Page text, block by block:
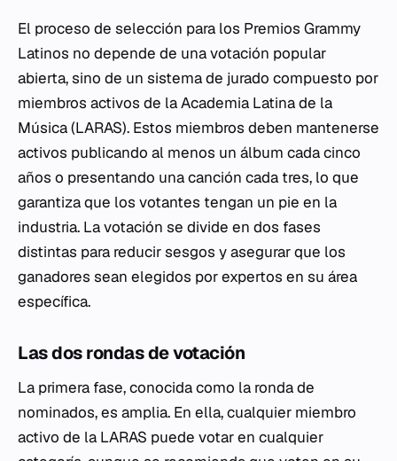
El proceso de selección para los Premios Grammy
Latinos no depende de una votación popular
abierta, sino de un sistema de jurado compuesto por
miembros activos de la Academia Latina de la
Música (LARAS). Estos miembros deben mantenerse
activos publicando al menos un álbum cada cinco
años o presentando una canción cada tres, lo que
garantiza que los votantes tengan un pie en la
industria. La votación se divide en dos fases
distintas para reducir sesgos y asegurar que los
ganadores sean elegidos por expertos en su área
específica.
Las dos rondas de votación
La primera fase, conocida como la ronda de
nominados, es amplia. En ella, cualquier miembro
activo de la LARAS puede votar en cualquier